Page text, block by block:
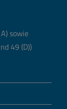
sowie
49 (D))